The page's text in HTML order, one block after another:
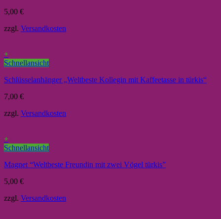
5,00 €
zzgl. Versandkosten
+
Schnellansicht
Schlüsselanhänger „Weltbeste Kollegin mit Kaffeetasse in türkis“
7,00 €
zzgl. Versandkosten
+
Schnellansicht
Magnet “Weltbeste Freundin mit zwei Vögel türkis”
5,00 €
zzgl. Versandkosten